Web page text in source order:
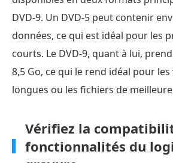
DVD-9. Un DVD-5 peut contenir
données, ce qui est idéal pour les
courts. Le DVD-9, quant à lui,
8,5 Go, ce qui le rend idéal pour
longues ou les fichiers de
Vérifiez la
fonctionnalités du